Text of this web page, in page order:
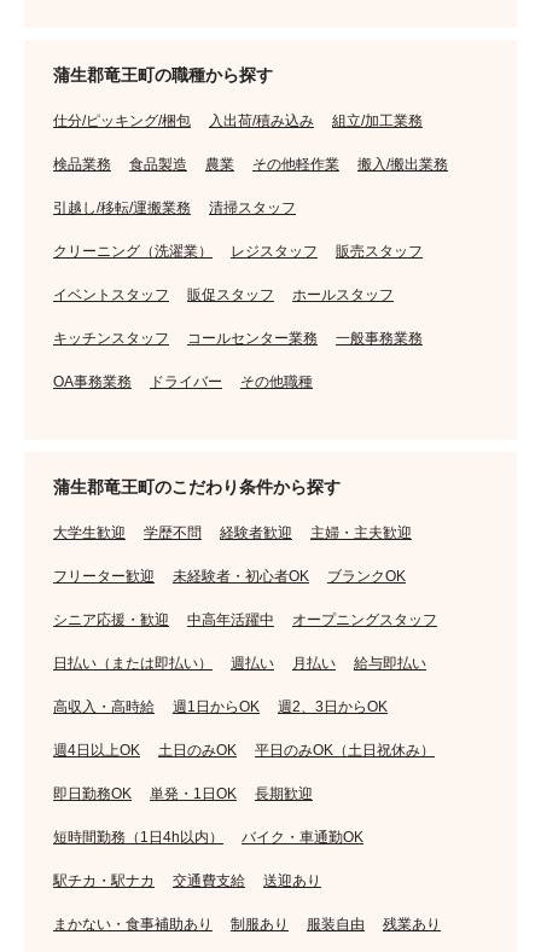
蒲生郡竜王町の職種から探す
仕分/ピッキング/梱包 入出荷/積み込み 組立/加工業務
検品業務 食品製造 農業 その他軽作業 搬入/搬出業務
引越し/移転/運搬業務 清掃スタッフ
クリーニング（洗濯業） レジスタッフ 販売スタッフ
イベントスタッフ 販促スタッフ ホールスタッフ
キッチンスタッフ コールセンター業務 一般事務業務
OA事務業務 ドライバー その他職種
蒲生郡竜王町のこだわり条件から探す
大学生歓迎 学歴不問 経験者歓迎 主婦・主夫歓迎
フリーター歓迎 未経験者・初心者OK ブランクOK
シニア応援・歓迎 中高年活躍中 オープニングスタッフ
日払い（または即払い） 週払い 月払い 給与即払い
高収入・高時給 週1日からOK 週2、3日からOK
週4日以上OK 土日のみOK 平日のみOK（土日祝休み）
即日勤務OK 単発・1日OK 長期歓迎
短時間勤務（1日4h以内） バイク・車通勤OK
駅チカ・駅ナカ 交通費支給 送迎あり
まかない・食事補助あり 制服あり 服装自由 残業あり